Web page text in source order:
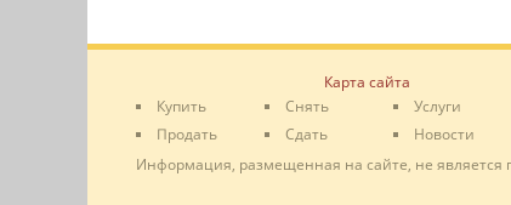
Карта сайта
Купить
Продать
Снять
Сдать
Услуги
Новости
Информация, размещенная на сайте, не является